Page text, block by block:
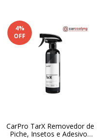
4%
OFF
CarPro TarX Removedor de
Piche, Insetos e Adesivos